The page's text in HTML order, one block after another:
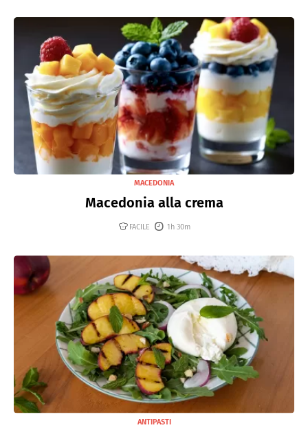
MACEDONIA
Macedonia alla crema
FACILE 1h 30m
ANTIPASTI